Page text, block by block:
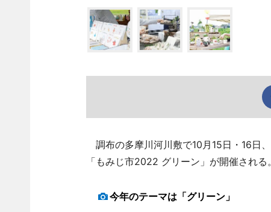
調布の多摩川河川敷で10月15日・16日
「もみじ市2022 グリーン」が開催される。
今年のテーマは「グリーン」